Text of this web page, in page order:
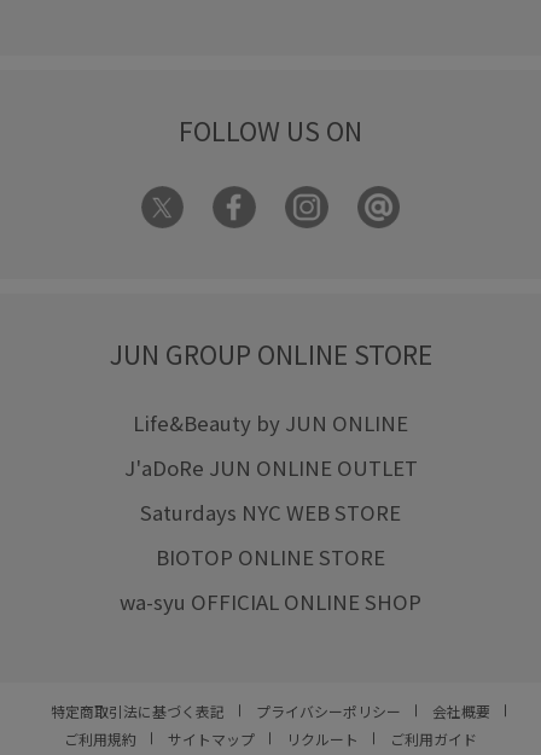
FOLLOW US ON
JUN GROUP ONLINE STORE
Life&Beauty by JUN ONLINE
J'aDoRe JUN ONLINE OUTLET
Saturdays NYC WEB STORE
BIOTOP ONLINE STORE
wa-syu OFFICIAL ONLINE SHOP
特定商取引法に基づく表記 プライバシーポリシー
会社概要
ご利用規約
サイトマップ リクルート ご利用ガイド